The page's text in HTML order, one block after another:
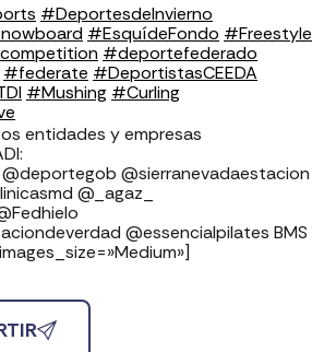
#DeportesdeInvierno
#EsquídeFondo #Freestyle
#deportefederado
#federate #DeportistasCEEDA
#Mushing #Curling
entidades y empresas
⁣⁣⁣@sierranevadaestacion
@_agaz_
@essencialpilates BMS